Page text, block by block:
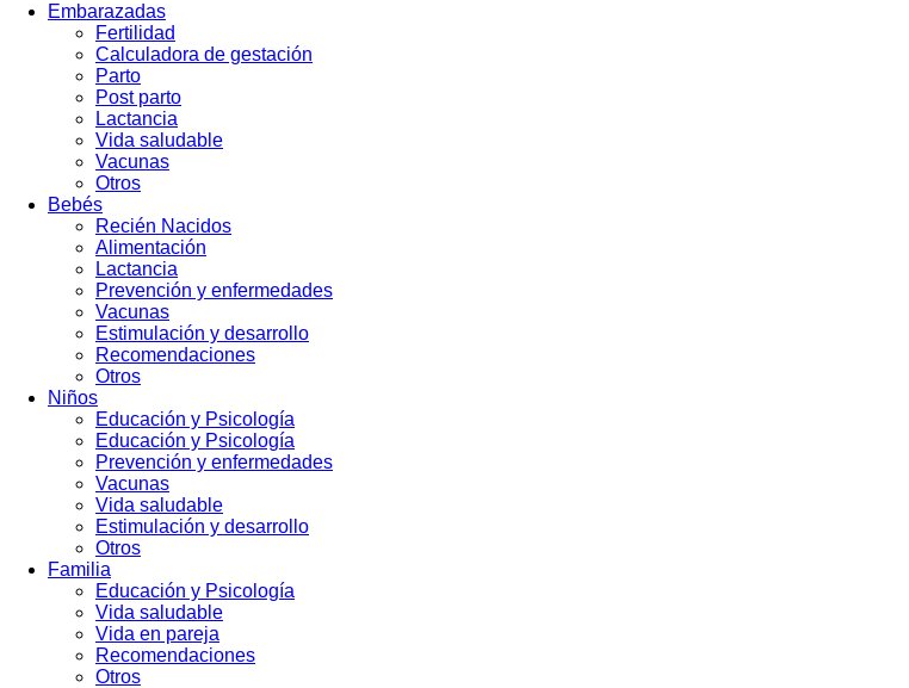
Embarazadas
Fertilidad
Calculadora de gestación
Parto
Post parto
Lactancia
Vida saludable
Vacunas
Otros
Bebés
Recién Nacidos
Alimentación
Lactancia
Prevención y enfermedades
Vacunas
Estimulación y desarrollo
Recomendaciones
Otros
Niños
Educación y Psicología
Educación y Psicología
Prevención y enfermedades
Vacunas
Vida saludable
Estimulación y desarrollo
Otros
Familia
Educación y Psicología
Vida saludable
Vida en pareja
Recomendaciones
Otros